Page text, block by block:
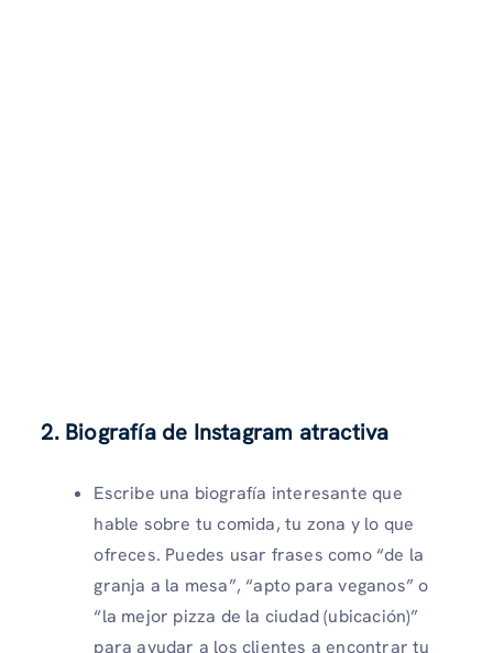
2. Biografía de Instagram atractiva
Escribe una biografía interesante que
hable sobre tu comida, tu zona y lo que
ofreces. Puedes usar frases como “de la
granja a la mesa”, “apto para veganos” o
“la mejor pizza de la ciudad (ubicación)”
para ayudar a los clientes a encontrar tu